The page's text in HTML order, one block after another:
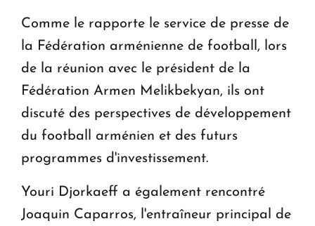
Comme le rapporte le service de presse de
la Fédération arménienne de football, lors
de la réunion avec le président de la
Fédération Armen Melikbekyan, ils ont
discuté des perspectives de développement
du football arménien et des futurs
programmes d'investissement.
Youri Djorkaeff a également rencontré
Joaquin Caparros, l'entraîneur principal de